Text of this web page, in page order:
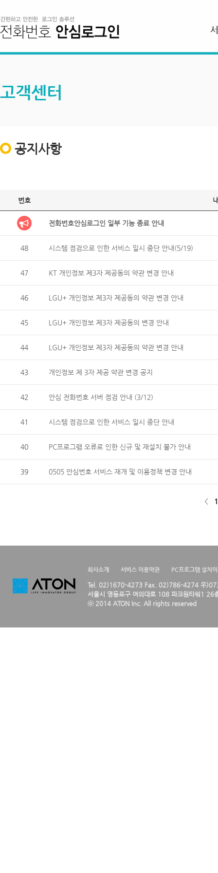
고객센터
공지사항
번호
전화번호안심로그인 일부 기능 종료 안내
48 시스템 점검으로 인한 서비스 일시 중단 안내(5/19)
47 KT 개인정보 제3자 제공동의 약관 변경 안내
46 LGU+ 개인정보 제3자 제공동의 약관 변경 안내
45 LGU+ 개인정보 제3자 제공동의 변경 안내
44 LGU+ 개인정보 제3자 제공동의 약관 변경 안내
43 개인정보 제 3자 제공 약관 변경 공지
42 안심 전화번호 서버 점검 안내 (3/12)
41 시스템 점검으로 인한 서비스 일시 중단 안내
40 PC프로그램 오류로 인한 신규 및 재설치 불가 안내
39 0505 안심번호 서비스 재개 및 이용정책 변경 안내
< 1
회사소개 서비스 이용약관 PC프로그램 설치
Tel. 02)1670-4273 Fax. 02)786-4274 우
서울시 영등포구 여의대로 108 파크원타워1 26
ⓒ 2014 ATON Inc. All rights reserved